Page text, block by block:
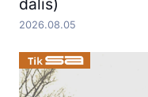
2026.08.05